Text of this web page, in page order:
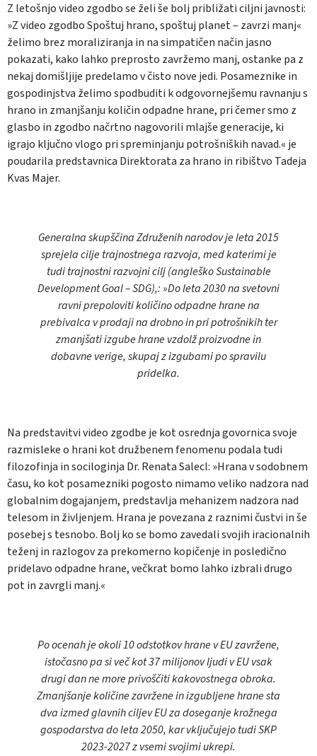
Z letošnjo video zgodbo se želi še bolj približati ciljni javnosti:
»Z video zgodbo Spoštuj hrano, spoštuj planet – zavrzi manj«
želimo brez moraliziranja in na simpatičen način jasno
pokazati, kako lahko preprosto zavržemo manj, ostanke pa z
nekaj domišljije predelamo v čisto nove jedi. Posameznike in
gospodinjstva želimo spodbuditi k odgovornejšemu ravnanju s
hrano in zmanjšanju količin odpadne hrane, pri čemer smo z
glasbo in zgodbo načrtno nagovorili mlajše generacije, ki
igrajo ključno vlogo pri spreminjanju potrošniških navad.« je
poudarila predstavnica Direktorata za hrano in ribištvo Tadeja
Kvas Majer.
Generalna skupščina Združenih narodov je leta 2015
sprejela cilje trajnostnega razvoja, med katerimi je
tudi trajnostni razvojni cilj (angleško Sustainable
Development Goal – SDG),:»Do leta 2030 na svetovni
ravni prepoloviti količino odpadne hrane na
prebivalca v prodaji na drobno in pri potrošnikih ter
zmanjšati izgube hrane vzdolž proizvodne in
dobavne verige, skupaj z izgubami po spravilu
pridelka.
Na predstavitvi video zgodbe je kot osrednja govornica svoje
razmisleke o hrani kot družbenem fenomenu podala tudi
filozofinja in sociloginja Dr. Renata Salecl: »Hrana v sodobnem
času, ko kot posamezniki pogosto nimamo veliko nadzora nad
globalnim dogajanjem, predstavlja mehanizem nadzora nad
telesom in življenjem. Hrana je povezana z raznimi čustvi in še
posebej s tesnobo. Bolj ko se bomo zavedali svojih iracionalnih
teženj in razlogov za prekomerno kopičenje in posledično
pridelavo odpadne hrane, večkrat bomo lahko izbrali drugo
pot in zavrgli manj.«
Po ocenah je okoli 10 odstotkov hrane v EU zavržene,
istočasno pa si več kot 37 milijonov ljudi v EU vsak
drugi dan ne more privoščiti kakovostnega obroka.
Zmanjšanje količine zavržene in izgubljene hrane sta
dva izmed glavnih ciljev EU za doseganje krožnega
gospodarstva do leta 2050, kar vključujejo tudi SKP
2023-2027 z vsemi svojimi ukrepi.